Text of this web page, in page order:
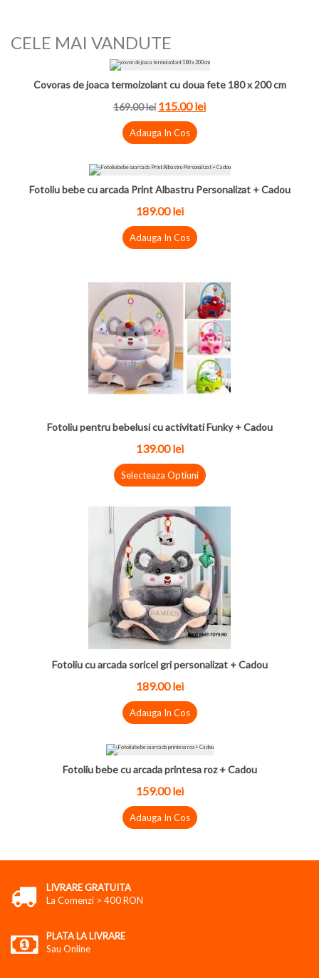
CELE MAI VANDUTE
Covoras de joaca termoizolant cu doua fete 180 x 200 cm
169.00lei 115.00lei
Adauga In Cos
Fotoliu bebe cu arcada Print Albastru Personalizat + Cadou
189.00lei
Adauga In Cos
Fotoliu pentru bebelusi cu activitati Funky + Cadou
139.00lei
Selecteaza Optiuni
Fotoliu cu arcada soricel gri personalizat + Cadou
189.00lei
Adauga In Cos
Fotoliu bebe cu arcada printesa roz + Cadou
159.00lei
Adauga In Cos
LIVRARE GRATUITA
La Comenzi > 400 RON
PLATA LA LIVRARE
Sau Online